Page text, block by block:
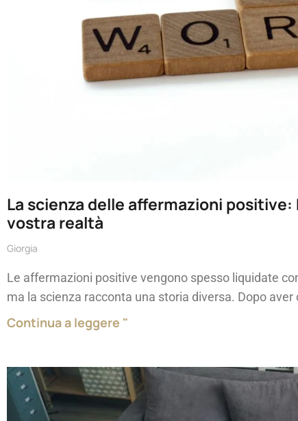
La scienza delle affermazioni
vostra realtà
Giorgia
Le affermazioni positive vengono spesso liquidate
ma la scienza racconta una storia diversa. Dopo
Continua a leggere "